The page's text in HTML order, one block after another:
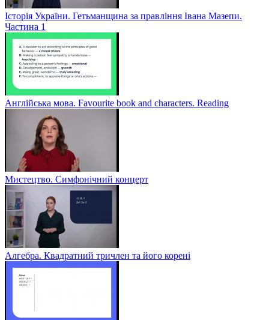
Історія України. Гетьманщина за правління Івана Мазепи.
Частина 1
Англійська мова. Favourite book and characters. Reading
Мистецтво. Симфонічний концерт
Алгебра. Квадратний тричлен та його корені